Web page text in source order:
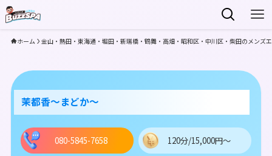
ホーム 金山・熱田・東海通・堀田・新瑞橋・鶴舞・高畑・昭和区・中川区・柴田のメンズ
茉都香〜まどか〜
080-5845-7658 120分/15,000円～